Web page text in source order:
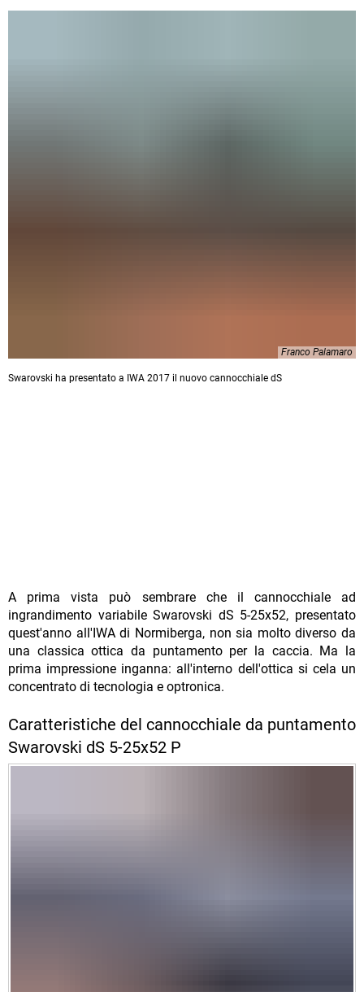
Franco Palamaro
Swarovski ha presentato a IWA 2017 il nuovo cannocchiale dS
A prima vista può sembrare che il cannocchiale ad
ingrandimento variabile Swarovski dS 5-25x52, presentato
quest'anno all'IWA di Normiberga, non sia molto diverso da
una classica ottica da puntamento per la caccia. Ma la
prima impressione inganna: all'interno dell'ottica si cela un
concentrato di tecnologia e optronica.
Caratteristiche del cannocchiale da puntamento
Swarovski dS 5-25x52 P